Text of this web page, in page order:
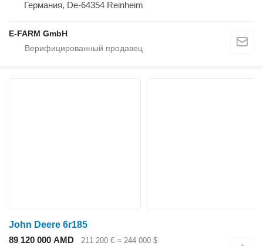
Германия, De-64354 Reinheim
E-FARM GmbH
John Deere 6r185
89 120 000 AMD
211 200 € ≈ 244 000 $